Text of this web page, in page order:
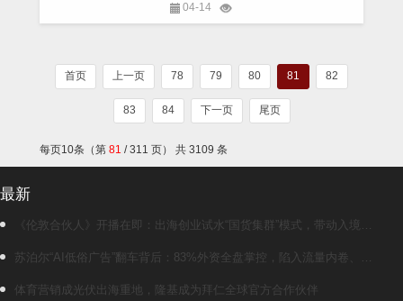
04-14
首页 上一页 78 79 80 81 82
83 84 下一页 尾页
每页10条（第 81 / 311 页） 共 3109 条
最新
《伦敦合伙人》开播在即：出海创业试水“国货集群”模式，带动入境消
费反向种草
苏泊尔“AI低俗广告”翻车背后：83%外资全盘掌控，陷入流量内卷、质
量频发的负循环
体育营销成光伏出海重地，隆基成为拜仁全球官方合作伙伴